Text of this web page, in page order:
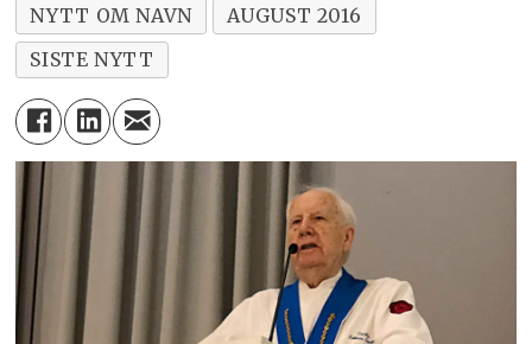
NYTT OM NAVN
AUGUST 2016
SISTE NYTT